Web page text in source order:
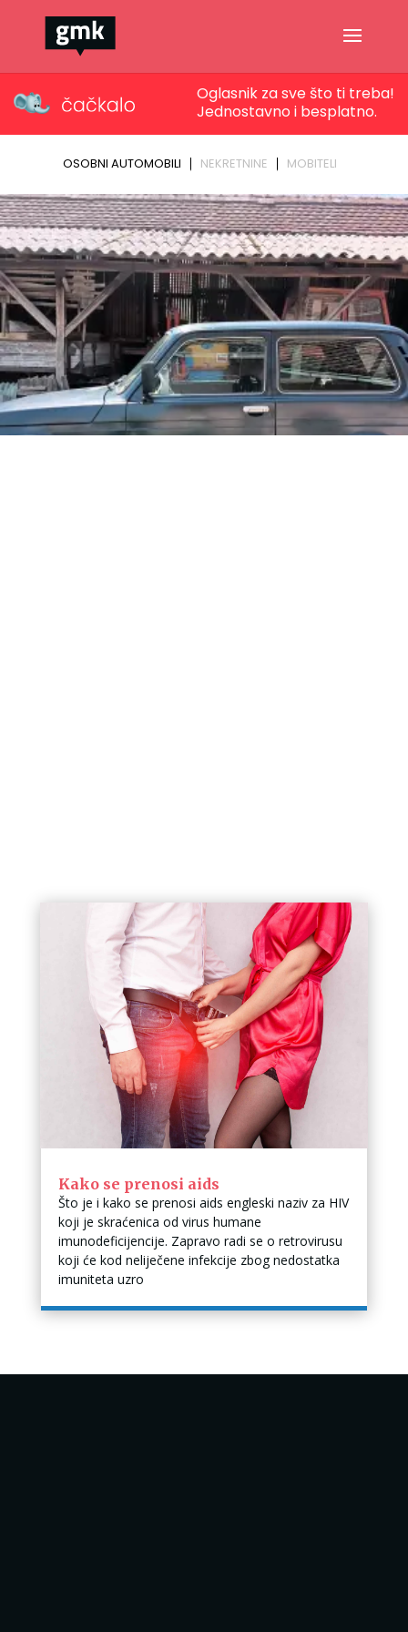
Kako se prenosi aids
Što je i kako se prenosi aids engleski naziv za HIV
koji je skraćenica od virus humane
imunodeficijencije. Zapravo radi se o retrovirusu
koji će kod neliječene infekcije zbog nedostatka
imuniteta uzro